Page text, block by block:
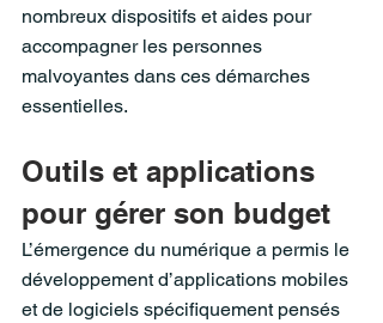
nombreux dispositifs et aides pour
accompagner les personnes
malvoyantes dans ces démarches
essentielles.
Outils et applications
pour gérer son budget
L’émergence du numérique a permis le
développement d’applications mobiles
et de logiciels spécifiquement pensés